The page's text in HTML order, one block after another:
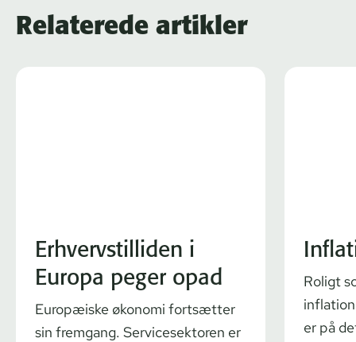
Relaterede artikler
Erhvervstilliden i
Europa peger opad
Europæiske økonomi fortsætter
sin fremgang. Servicesektoren er
Roligt
er på